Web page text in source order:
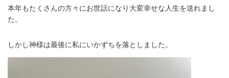
本年もたくさんの方々にお世話になり大変幸せな人生を送れまし
た。
しかし神様は最後に私にいかずちを落としました。